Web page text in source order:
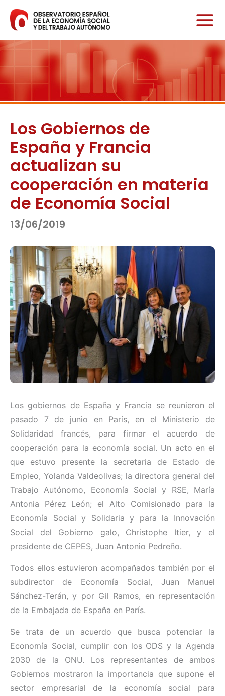
contenido
Los Gobiernos de
España y Francia
actualizan su
cooperación en materia
de Economía Social
13/06/2019
Los gobiernos de España y Francia se reunieron el
pasado 7 de junio en París, en el Ministerio de
Solidaridad francés, para firmar el acuerdo de
cooperación para la economía social. Un acto en el
que estuvo presente la secretaria de Estado de
Empleo, Yolanda Valdeolivas; la directora general del
Trabajo Autónomo, Economía Social y RSE, María
Antonia Pérez León; el Alto Comisionado para la
Economía Social y Solidaria y para la Innovación
Social del Gobierno galo, Christophe Itier, y el
presidente de CEPES, Juan Antonio Pedreño.
Todos ellos estuvieron acompañados también por el
subdirector de Economía Social, Juan Manuel
Sánchez-Terán, y por Gil Ramos, en representación
de la Embajada de España en París.
Se trata de un acuerdo que busca potenciar la
Economía Social, cumplir con los ODS y la Agenda
2030 de la ONU. Los representantes de ambos
Gobiernos mostraron la importancia que supone el
sector empresarial de la economía social para